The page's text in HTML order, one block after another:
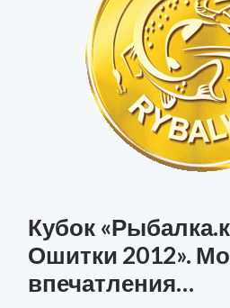
Кубок
Ошитки 2012».
впечатления…